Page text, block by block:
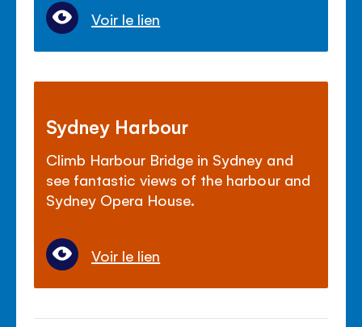
Voir le lien
Sydney Harbour
Climb Harbour Bridge in Sydney and
see fantastic views of the harbour and
Sydney Opera House.
Voir le lien